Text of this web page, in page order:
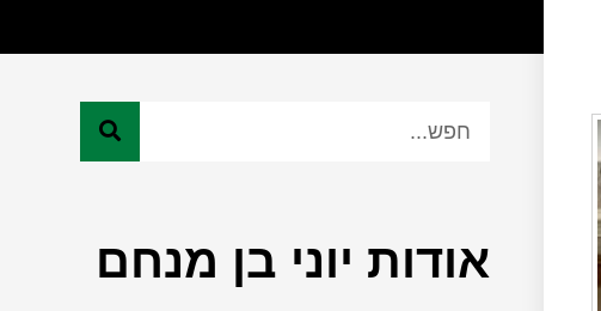
אודות יוני בן מנחם